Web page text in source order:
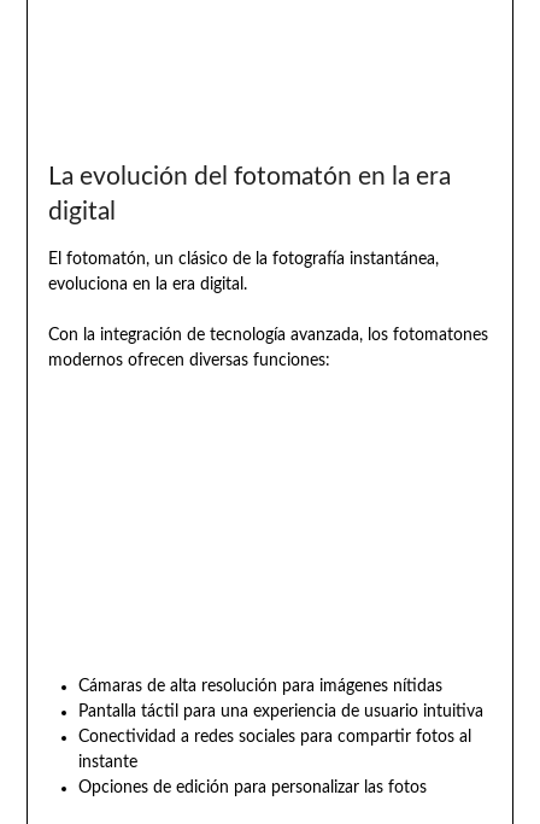
La evolución del fotomatón en la era
digital
El fotomatón, un clásico de la fotografía instantánea,
evoluciona en la era digital.
Con la integración de tecnología avanzada, los fotomatones
modernos ofrecen diversas funciones:
Cámaras de alta resolución para imágenes nítidas
Pantalla táctil para una experiencia de usuario intuitiva
Conectividad a redes sociales para compartir fotos al
instante
Opciones de edición para personalizar las fotos